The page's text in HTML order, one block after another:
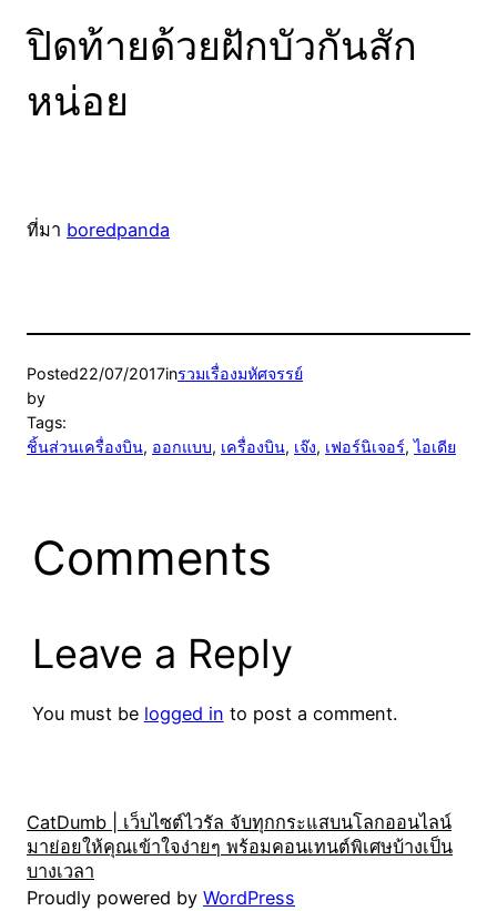
ปิดท้ายด้วยฝักบัวกันสัก
หน่อย
ที่มา boredpanda
Posted22/07/2017inรวมเรื่องมหัศจรรย์
by
Tags:
ชิ้นส่วนเครื่องบิน, ออกแบบ, เครื่องบิน, เจ๊ง, เฟอร์นิเจอร์, ไอเดีย
Comments
Leave a Reply
You must be logged in to post a comment.
CatDumb | เว็บไซต์ไวรัล จับทุกกระแสบนโลกออนไลน์
มาย่อยให้คุณเข้าใจง่ายๆ พร้อมคอนเทนต์พิเศษบ้างเป็น
บางเวลา
Proudly powered by WordPress